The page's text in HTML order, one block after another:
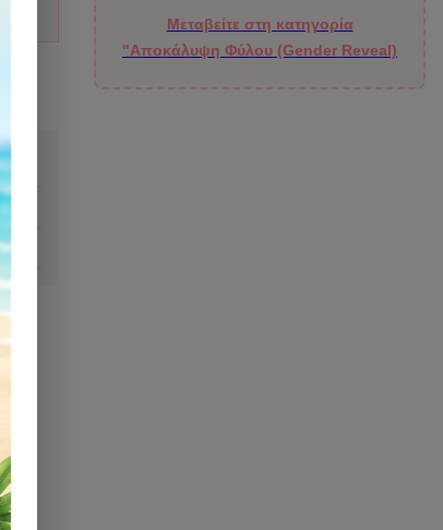
Μεταβείτε στη κατηγορία
"Αποκάλυψη Φύλου (Gender Reveal)